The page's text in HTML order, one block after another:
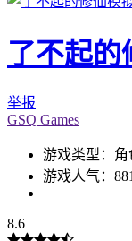
了不起的
举报
GSQ Games
游戏类型：角
游戏人气：
8.6